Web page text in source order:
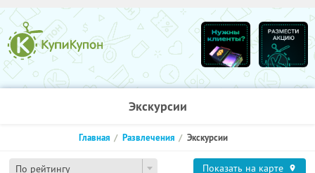
Экскурсии
По рейтингу
Главная Развлечения Экскурсии
Показать на карте